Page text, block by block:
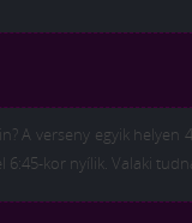
A verseny egyik
kor nyílik. Valaki